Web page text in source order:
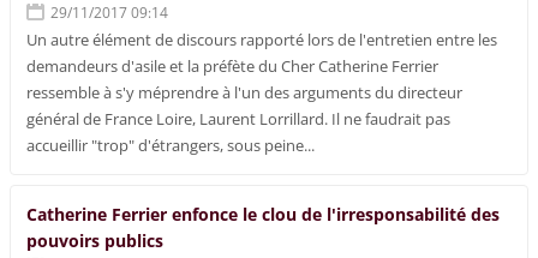
29/11/2017 09:14
Un autre élément de discours rapporté lors de l'entretien entre les
demandeurs d'asile et la préfète du Cher Catherine Ferrier
ressemble à s'y méprendre à l'un des arguments du directeur
général de France Loire, Laurent Lorrillard. Il ne faudrait pas
accueillir "trop" d'étrangers, sous peine...
Catherine Ferrier enfonce le clou de l'irresponsabilité des
pouvoirs publics